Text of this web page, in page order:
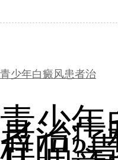
青少年白癜风患者治
青少年
者治疗
样吗?